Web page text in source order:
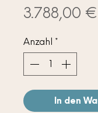
3.788,00 €
Anzahl *
In den